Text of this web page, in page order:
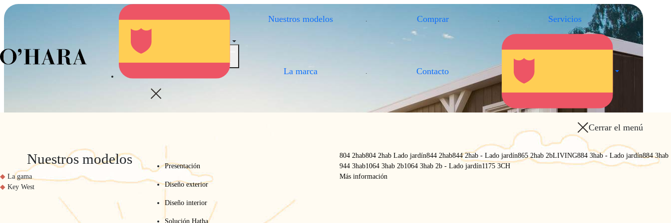
Nuestros modelos Comprar Servicios .
La marca Contacto
Cerrar el menú
Nuestros modelos
La gama
Key West
Presentación
Diseño exterior
Diseño interior
Solución Hatha
804 2hab804 2hab Lado jardín844 2hab844 2hab - Lado jardín865 2hab 2bLIVING884 3hab - Lado jardín884 3hab
944 3hab1064 3hab 2b1064 3hab 2b - Lado jardín1175 3CH
Más información